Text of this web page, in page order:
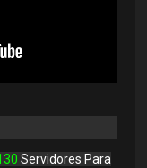
Servidores Para